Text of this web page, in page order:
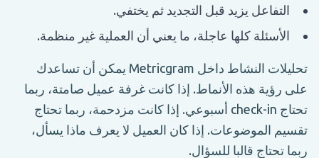
التفاعل يزيد قبل التجديد ثم يختفي.
الأسئلة كلها عاجلة، ما يعني أن العملية غير منظمة.
تحليلات النشاط داخل Metricgram يمكن أن تساعدك
على رؤية هذه الأنماط. إذا كانت غرفة عميل صامتة، ربما
تحتاج check-in أسبوعي. إذا كانت مزدحمة، ربما تحتاج
تقسيم الموضوعات. إذا كان العميل لا يعرف ماذا يسأل،
ربما تحتاج قالبا للسؤال.